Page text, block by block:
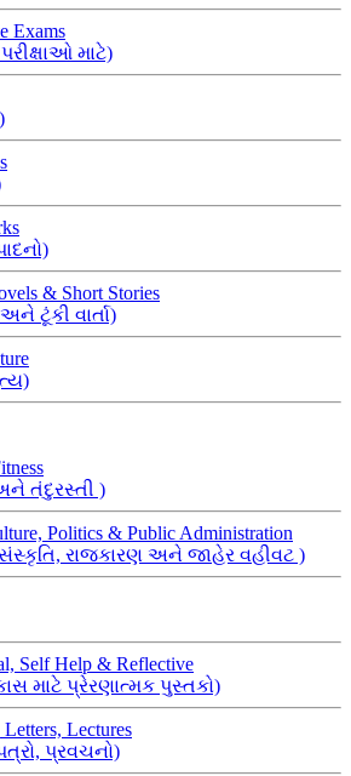
Exams
માટે)
& Short Stories
ટૂંકી વાર્તા)
તંદુરસ્તી )
Politics & Public Administration
રાજકારણ અને જાહેર વહીવટ )
Self Help & Reflective
માટે પ્રેરણાત્મક પુસ્તકો)
Lectures
પ્રવચનો)